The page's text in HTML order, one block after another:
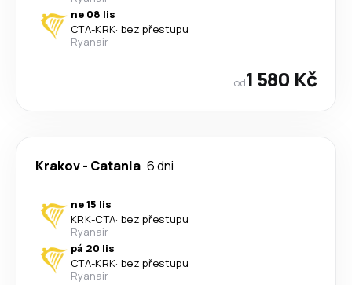
ne 08 lis
CTA-KRK· bez přestupu
Ryanair
od1 580 Kč
Krakov- Catania 6 dni
ne 15 lis
KRK-CTA· bez přestupu
Ryanair
pá 20 lis
CTA-KRK· bez přestupu
Ryanair